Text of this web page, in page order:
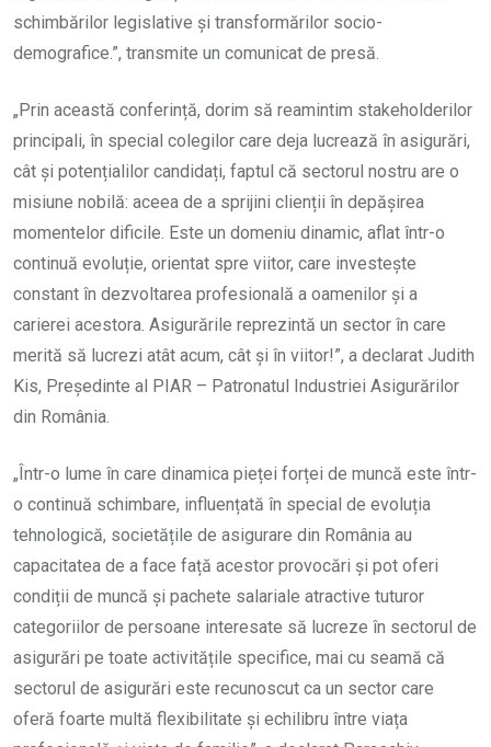
schimbărilor legislative și transformărilor socio-
demografice.”, transmite un comunicat de presă.
„Prin această conferință, dorim să reamintim stakeholderilor
principali, în special colegilor care deja lucrează în asigurări,
cât și potențialilor candidați, faptul că sectorul nostru are o
misiune nobilă: aceea de a sprijini clienții în depășirea
momentelor dificile. Este un domeniu dinamic, aflat într-o
continuă evoluție, orientat spre viitor, care investește
constant în dezvoltarea profesională a oamenilor și a
carierei acestora. Asigurările reprezintă un sector în care
merită să lucrezi atât acum, cât și în viitor!”, a declarat Judith
Kis, Președinte al PIAR – Patronatul Industriei Asigurărilor
din România.
„Într-o lume în care dinamica pieței forței de muncă este într-
o continuă schimbare, influențată în special de evoluția
tehnologică, societățile de asigurare din România au
capacitatea de a face față acestor provocări și pot oferi
condiții de muncă și pachete salariale atractive tuturor
categoriilor de persoane interesate să lucreze în sectorul de
asigurări pe toate activitățile specifice, mai cu seamă că
sectorul de asigurări este recunoscut ca un sector care
oferă foarte multă flexibilitate și echilibru între viața